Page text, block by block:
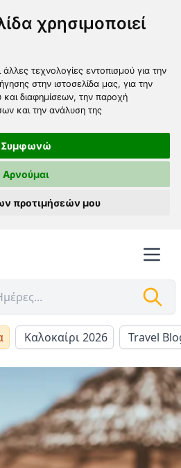
χρησιμοποιεί
τεχνολογίες εντοπισμού για την
στην ιστοσελίδα μας, για την
και διαφημίσεων, την παροχή
και την ανάλυση της
Συμφωνώ
Αρνούμαι
προτιμήσεών μου
Καλοκαίρι 2026 Travel